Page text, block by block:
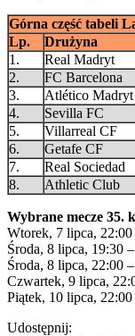
Górna część tabeli
Lp.
Drużyna
1.
Real Madryt
2.
FC Barcelona
3.
Atlético Madryt
4.
Sevilla FC
5.
Villarreal CF
6.
Getafe CF
7.
Real Sociedad
8.
Athletic Club
Wybrane mecze 35.
Wtorek, 7 lipca,
Środa, 8 lipca, 19:30
Środa, 8 lipca, 22:00
Czwartek, 9 lipca,
Piątek, 10 lipca,
Udostępnij: